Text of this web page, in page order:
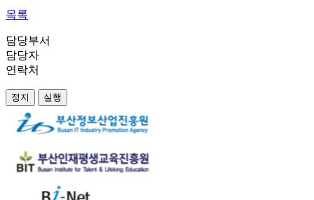
목록
담당부서
담당자
연락처
정지 실행